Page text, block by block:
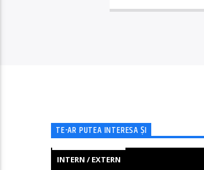
TE-AR PUTEA INTERESA ȘI
INTERN / EXTERN